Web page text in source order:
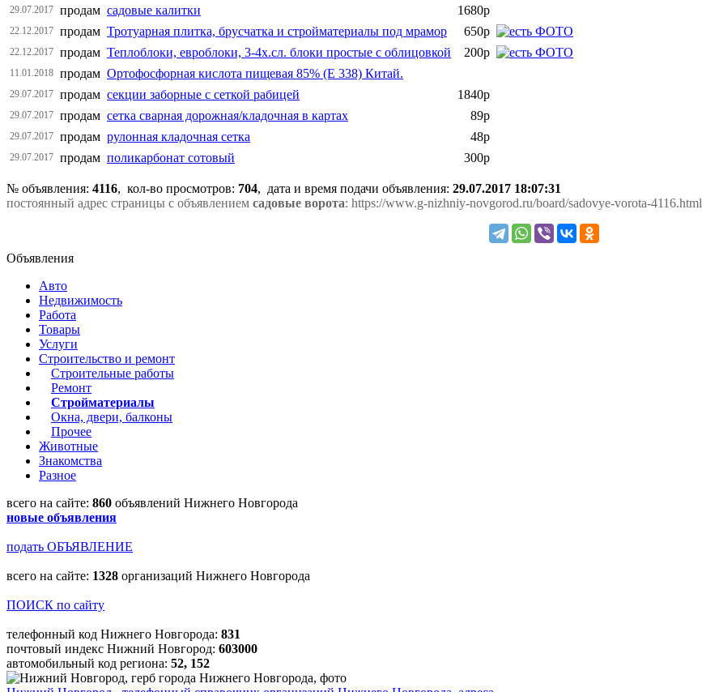
29.07.2017 продам садовые калитки 1680р
22.12.2017 продам Тротуарная плитка, брусчатка и стройматериалы под мрамор 650р
22.12.2017 продам Теплоблоки, евроблоки, 3-4х.сл. блоки простые с облицовкой 200р
11.01.2018 продам Ортофосфорная кислота пищевая 85% (E 338) Китай.
29.07.2017 продам секции заборные с сеткой рабицей 1840р
29.07.2017 продам сетка сварная дорожная/кладочная в картах 89р
29.07.2017 продам рулонная кладочная сетка 48р
29.07.2017 продам поликарбонат сотовый 300р
№ объявления: 4116, кол-во просмотров: 704, дата и время подачи объявления: 29.07.2017 18:07:31
постоянный адрес страницы с объявлением садовые ворота: https://www.g-nizhniy-novgorod.ru/board/sadovye-vorota-4116.html
Объявления
Авто
Недвижимость
Работа
Товары
Услуги
Строительство и ремонт
Строительные работы
Ремонт
Стройматериалы
Окна, двери, балконы
Прочее
Животные
Знакомства
Разное
всего на сайте: 860 объявлений Нижнего Новгорода
новые объявления
подать ОБЪЯВЛЕНИЕ
всего на сайте: 1328 организаций Нижнего Новгорода
ПОИСК по сайту
телефонный код Нижнего Новгорода: 831
почтовый индекс Нижний Новгород: 603000
автомобильный код региона: 52, 152